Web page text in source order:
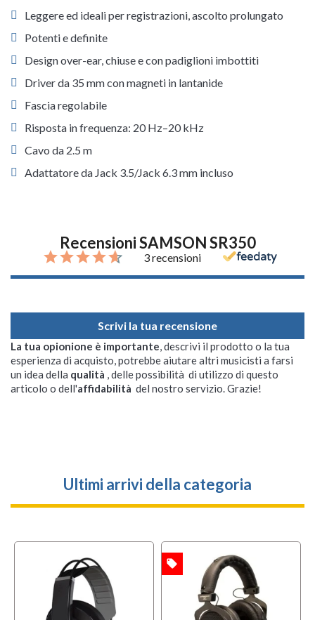
Leggere ed ideali per registrazioni, ascolto prolungato
Potenti e definite
Design over-ear, chiuse e con padiglioni imbottiti
Driver da 35 mm con magneti in lantanide
Fascia regolabile
Risposta in frequenza: 20 Hz–20 kHz
Cavo da 2.5 m
Adattatore da Jack 3.5/Jack 6.3 mm incluso
Recensioni SAMSON SR350
3 recensioni
Scrivi la tua recensione
La tua opionione è importante, descrivi il prodotto o la tua
esperienza di acquisto, potrebbe aiutare altri musicisti a farsi
un idea della qualità , delle possibilità di utilizzo di questo
articolo o dell'affidabilità del nostro servizio. Grazie!
Ultimi arrivi della categoria
local_offer